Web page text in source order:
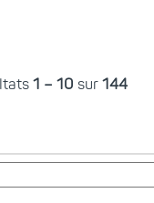
1 – 10 sur 144